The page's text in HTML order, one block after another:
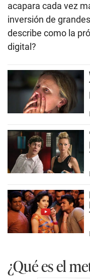
acapara cada vez
inversión de
describe como la
digital?
¿Qué es el